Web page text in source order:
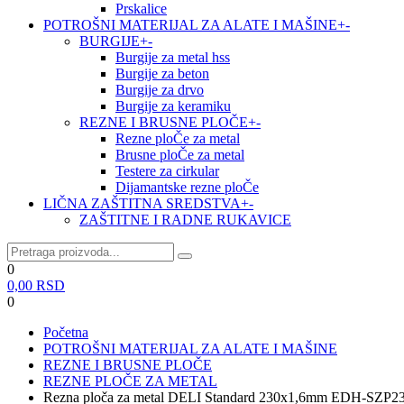
Prskalice
POTROŠNI MATERIJAL ZA ALATE I MAŠINE+-
BURGIJE+-
Burgije za metal hss
Burgije za beton
Burgije za drvo
Burgije za keramiku
REZNE I BRUSNE PLOČE+-
Rezne ploČe za metal
Brusne ploČe za metal
Testere za cirkular
Dijamantske rezne ploČe
LIČNA ZAŠTITNA SREDSTVA+-
ZAŠTITNE I RADNE RUKAVICE
0
0,00 RSD
0
Početna
POTROŠNI MATERIJAL ZA ALATE I MAŠINE
REZNE I BRUSNE PLOČE
REZNE PLOČE ZA METAL
Rezna ploča za metal DELI Standard 230x1,6mm EDH-